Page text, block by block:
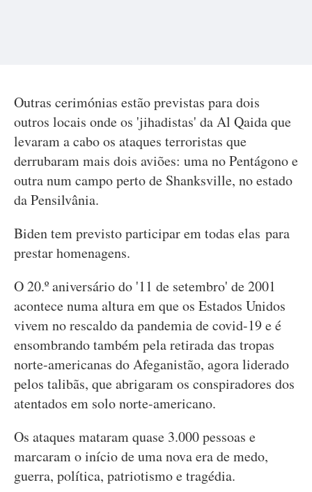
Outras cerimónias estão previstas para dois
outros locais onde os 'jihadistas' da Al Qaida que
levaram a cabo os ataques terroristas que
derrubaram mais dois aviões: uma no Pentágono e
outra num campo perto de Shanksville, no estado
da Pensilvânia.
Biden tem previsto participar em todas elas para
prestar homenagens.
O 20.º aniversário do '11 de setembro' de 2001
acontece numa altura em que os Estados Unidos
vivem no rescaldo da pandemia de covid-19 e é
ensombrando também pela retirada das tropas
norte-americanas do Afeganistão, agora liderado
pelos talibãs, que abrigaram os conspiradores dos
atentados em solo norte-americano.
Os ataques mataram quase 3.000 pessoas e
marcaram o início de uma nova era de medo,
guerra, política, patriotismo e tragédia.